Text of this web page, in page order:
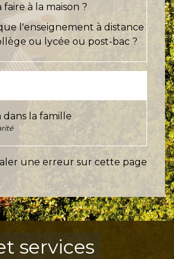
faire à la maison ?
l'enseignement à distance
ou lycée ou post-bac ?
la famille
une erreur sur cette page
services